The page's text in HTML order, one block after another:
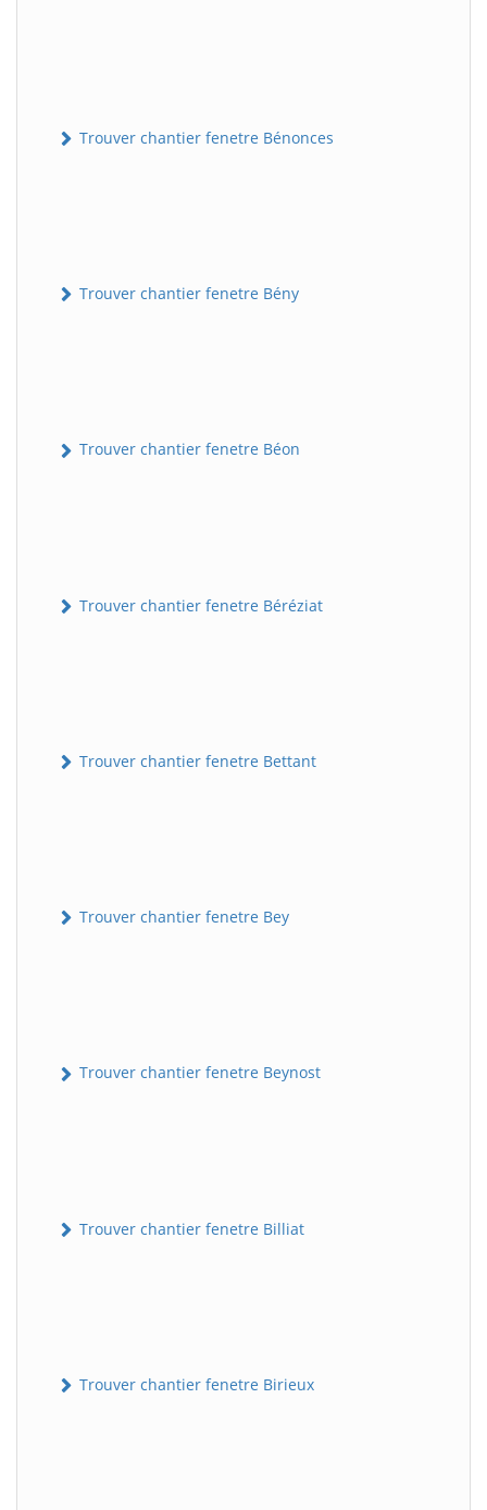
Trouver chantier fenetre Bénonces
Trouver chantier fenetre Bény
Trouver chantier fenetre Béon
Trouver chantier fenetre Béréziat
Trouver chantier fenetre Bettant
Trouver chantier fenetre Bey
Trouver chantier fenetre Beynost
Trouver chantier fenetre Billiat
Trouver chantier fenetre Birieux